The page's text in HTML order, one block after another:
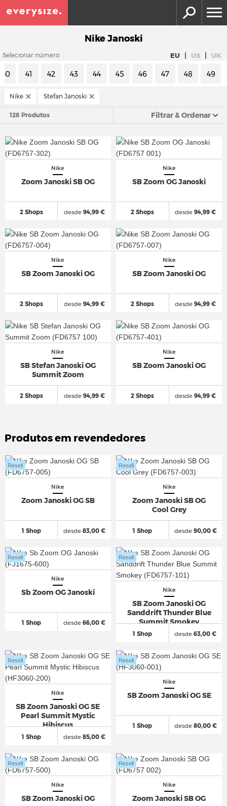
Nike Janoski
Selecionar número EU | US | UK
40 41 42 43 44 45 46 47 48 49
Nike Stefan Janoski
128 Produtos Filtrar & Ordenar
Nike
Zoom Janoski SB OG
2 Shops desde94,99 €
Nike
SB Zoom OG Janoski
2 Shops desde 94,99 €
Nike
SB Zoom Janoski OG
2 Shops desde94,99 €
Nike
SB Zoom Janoski OG
2 Shops desde 94,99 €
Nike
SB Stefan Janoski OG
Summit Zoom
2 Shops desde94,99 €
Nike
SB Zoom Janoski OG
2 Shops desde 94,99 €
Produtos em revendedores
Nike
Zoom Janoski OG SB
1 Shop
Resell
desde83,00 €
Nike
Zoom Janoski SB OG
Cool Grey
1 Shop
Resell
desde90,00 €
Nike
Sb Zoom OG Janoski
1 Shop
Resell
desde66,00 €
Nike
SB Zoom Janoski OG
Sanddrift Thunder Blue
Summit Smokey
1 Shop
Resell
desde 63,00 €
Nike
SB Zoom Janoski OG SE
Pearl Summit Mystic
Hibiscus
1 Shop
Resell
desde85,00 €
Nike
SB Zoom Janoski OG SE
1 Shop
Resell
desde80,00 €
Nike
SB Zoom Janoski OG
Resell
Nike
Zoom Janoski SB OG
Resell